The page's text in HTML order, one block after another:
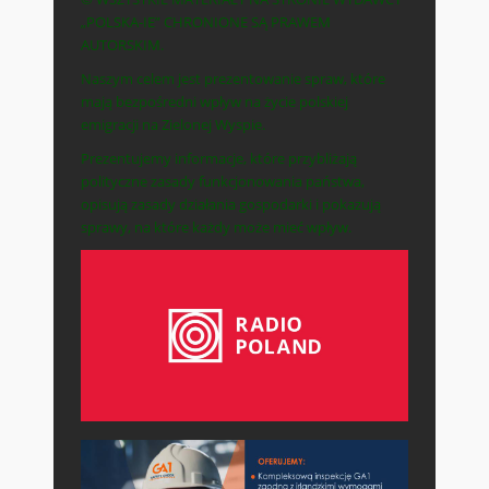
„POLSKA-IE” CHRONIONE SĄ PRAWEM
AUTORSKIM.
Naszym celem jest prezentowanie spraw, które
mają bezpośredni wpływ na życie polskiej
emigracji na Zielonej Wyspie.
Prezentujemy informacje, które przybliżają
polityczne zasady funkcjonowania państwa,
opisują zasady działania gospodarki i pokazują
sprawy, na które każdy może mieć wpływ.